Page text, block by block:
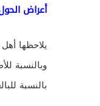
أعراض
يلاحظها
وبالنسبة
بالنسبة